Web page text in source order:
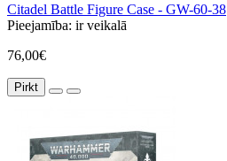
Citadel Battle Figure Case - GW-60-38
Pieejamība: ir veikalā
76,00€
Pirkt